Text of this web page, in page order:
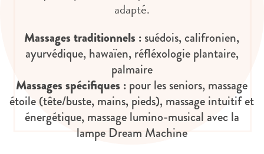
adapté.
Massages traditionnels :suédois, califronien,
ayurvédique, hawaïen, réfléxologie plantaire,
palmaire
Massages spécifiques : pour les seniors, massage
étoile (tête/buste, mains, pieds), massage intuitif et
énergétique, massage lumino-musical avec la
lampe Dream Machine